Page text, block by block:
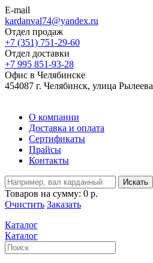
E-mail
kardanval74@yandex.ru
Отдел продаж
+7 (351) 751-29-60
Отдел доставки
+7 995 851-93-28
Офис в Челябинске
454087 г. Челябинск, улица
О компании
Доставка и оплата
Сертификаты
Прайсы
Контакты
Искать
Товаров на сумму: 0 р.
Очистить Заказать
Каталог
Каталог